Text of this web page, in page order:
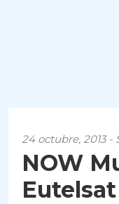
24 octubre, 2013 -
NOW